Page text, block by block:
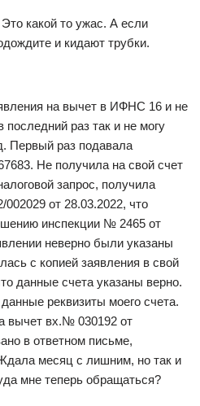
какой то ужас. А если
и кидают трубки.
на вычет в ИФНС 16 и не
раз так и не могу
Первый раз подавала
Не получила на свой счет
запрос, получила
от 28.03.2022, что
инспекции № 2465 от
неверно были указаны
с копией заявления в свой
данные счета указаны верно.
реквизиты моего счета.
вычет вх.№ 030192 от
в ответном письме,
месяц с лишним, но так и
мне теперь обращаться?